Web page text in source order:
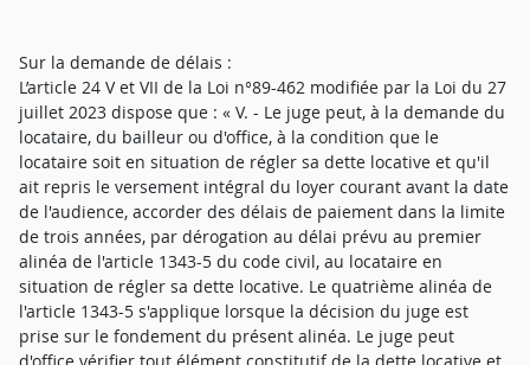
Sur la demande de délais :
L’article 24 V et VII de la Loi n°89-462 modifiée par la Loi du 27
juillet 2023 dispose que : « V. - Le juge peut, à la demande du
locataire, du bailleur ou d'office, à la condition que le
locataire soit en situation de régler sa dette locative et qu'il
ait repris le versement intégral du loyer courant avant la date
de l'audience, accorder des délais de paiement dans la limite
de trois années, par dérogation au délai prévu au premier
alinéa de l'article 1343-5 du code civil, au locataire en
situation de régler sa dette locative. Le quatrième alinéa de
l'article 1343-5 s'applique lorsque la décision du juge est
prise sur le fondement du présent alinéa. Le juge peut